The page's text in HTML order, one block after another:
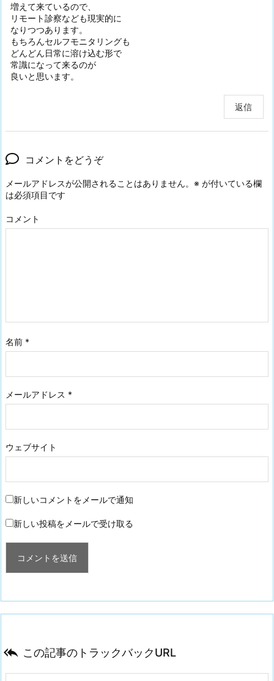
増えて来ているので、
リモート診察なども現実的に
なりつつあります。
もちろんセルフモニタリングも
どんどん日常に溶け込む形で
常識になって来るのが
良いと思います。
返信
コメントをどうぞ
メールアドレスが公開されることはありません。 ※ が付いている欄
は必須項目です
コメント
名前 *
メールアドレス *
ウェブサイト
新しいコメントをメールで通知
新しい投稿をメールで受け取る
 この記事のトラックバックURL